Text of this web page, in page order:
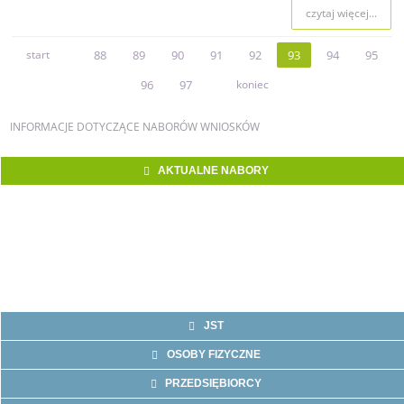
czytaj więcej...
start 88 89 90 91 92 93 94
95
96
97 koniec
INFORMACJE DOTYCZĄCE NABORÓW WNIOSKÓW
AKTUALNE NABORY
JST
OSOBY FIZYCZNE
PRZEDSIĘBIORCY